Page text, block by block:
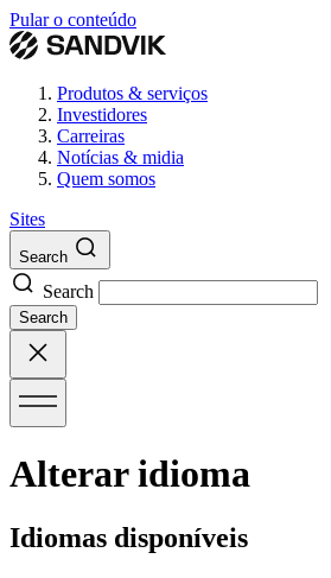
Pular o conteúdo
Produtos & serviços
Investidores
Carreiras
Notícias & midia
Quem somos
Sites
Search
Search
Search
Alterar idioma
Idiomas disponíveis